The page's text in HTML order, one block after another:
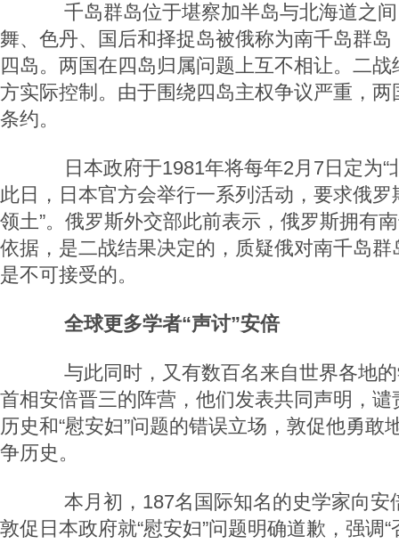
千岛群岛位于堪察加半岛与北海道之间
舞、色丹、国后和择捉岛被俄称为南千岛群
四岛。两国在四岛归属问题上互不相让。二
方实际控制。由于围绕四岛主权争议严重，
条约。
日本政府于1981年将每年2月7日定为“
此日，日本官方会举行一系列活动，要求俄罗
领土”。俄罗斯外交部此前表示，俄罗斯拥有
依据，是二战结果决定的，质疑俄对南千岛
是不可接受的。
全球更多学者“声讨”安倍
与此同时，又有数百名来自世界各地的
首相安倍晋三的阵营，他们发表共同声明，
历史和“慰安妇”问题的错误立场，敦促他勇敢
争历史。
本月初，187名国际知名的史学家向安
敦促日本政府就“慰安妇”问题明确道歉，强调“